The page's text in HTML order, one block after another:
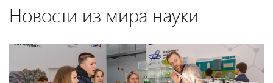
Новости из мира науки